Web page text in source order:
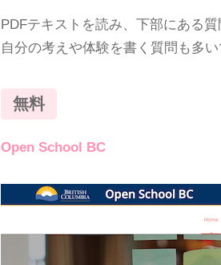
PDFテキストを読み、下部にある
自分の考えや体験を書く質問も多
無料
Open School BC